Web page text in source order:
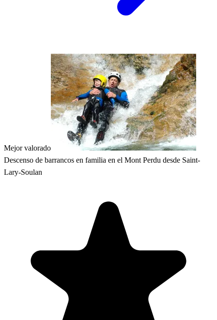
Mejor valorado
Descenso de barrancos en familia en el Mont Perdu desde Saint-
Lary-Soulan